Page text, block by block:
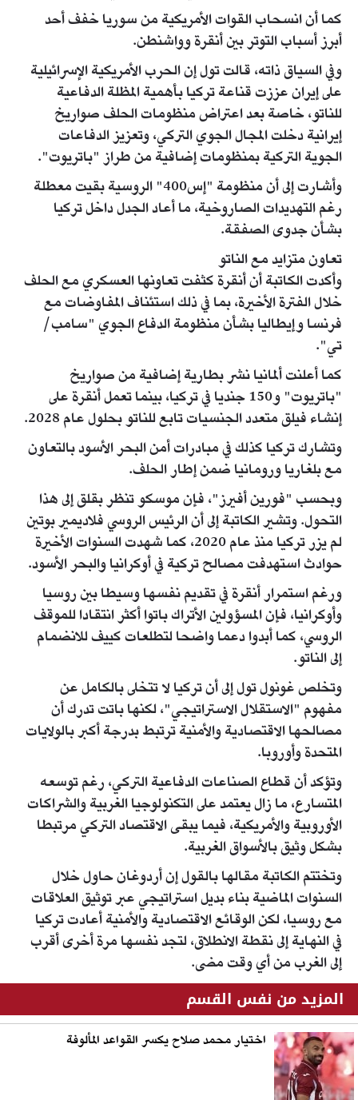
كما أن انسحاب القوات الأمريكية من سوريا خفف أحد
أبرز أسباب التوتر بين أنقرة وواشنطن.
وفي السياق ذاته، قالت تول إن الحرب الأمريكية الإسرائيلية
على إيران عززت قناعة تركيا بأهمية المظلة الدفاعية
للناتو، خاصة بعد اعتراض منظومات الحلف صواريخ
إيرانية دخلت المجال الجوي التركي، وتعزيز الدفاعات
الجوية التركية بمنظومات إضافية من طراز "باتريوت".
وأشارت إلى أن منظومة "إس400" الروسية بقيت معطلة
رغم التهديدات الصاروخية، ما أعاد الجدل داخل تركيا
بشأن جدوى الصفقة.
تعاون متزايد مع الناتو
وأكدت الكاتبة أن أنقرة كثفت تعاونها العسكري مع الحلف
خلال الفترة الأخيرة، بما في ذلك استئناف المفاوضات مع
فرنسا وإيطاليا بشأن منظومة الدفاع الجوي "سامب/
تي".
كما أعلنت ألمانيا نشر بطارية إضافية من صواريخ
"باتريوت" و150 جنديا في تركيا، بينما تعمل أنقرة على
إنشاء فيلق متعدد الجنسيات تابع للناتو بحلول عام 2028.
وتشارك تركيا كذلك في مبادرات أمن البحر الأسود بالتعاون
مع بلغاريا ورومانيا ضمن إطار الحلف.
وبحسب "فورين أفيرز"، فإن موسكو تنظر بقلق إلى هذا
التحول. وتشير الكاتبة إلى أن الرئيس الروسي فلاديمير بوتين
لم يزر تركيا منذ عام 2020، كما شهدت السنوات الأخيرة
حوادث استهدفت مصالح تركية في أوكرانيا والبحر الأسود.
ورغم استمرار أنقرة في تقديم نفسها وسيطا بين روسيا
وأوكرانيا، فإن المسؤولين الأتراك باتوا أكثر انتقادا للموقف
الروسي، كما أبدوا دعما واضحا لتطلعات كييف للانضمام
إلى الناتو.
وتخلص غونول تول إلى أن تركيا لا تتخلى بالكامل عن
مفهوم "الاستقلال الاستراتيجي"، لكنها باتت تدرك أن
مصالحها الاقتصادية والأمنية ترتبط بدرجة أكبر بالولايات
المتحدة وأوروبا.
وتؤكد أن قطاع الصناعات الدفاعية التركي، رغم توسعه
المتسارع، ما زال يعتمد على التكنولوجيا الغربية والشراكات
الأوروبية والأمريكية، فيما يبقى الاقتصاد التركي مرتبطا
بشكل وثيق بالأسواق الغربية.
وتختتم الكاتبة مقالها بالقول إن أردوغان حاول خلال
السنوات الماضية بناء بديل استراتيجي عبر توثيق العلاقات
مع روسيا، لكن الوقائع الاقتصادية والأمنية أعادت تركيا
في النهاية إلى نقطة الانطلاق، لتجد نفسها مرة أخرى أقرب
إلى الغرب من أي وقت مضى.
المزيد من نفس القسم
اختيار محمد صلاح يكسر القواعد المألوفة